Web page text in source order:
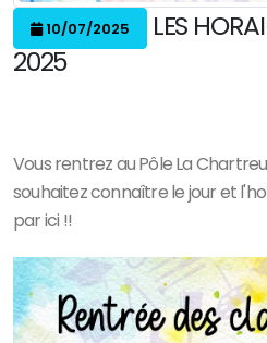
10/07/2025
LES
2025
Vous rentrez au Pôle La
souhaitez connaître le jour et
par ici !!